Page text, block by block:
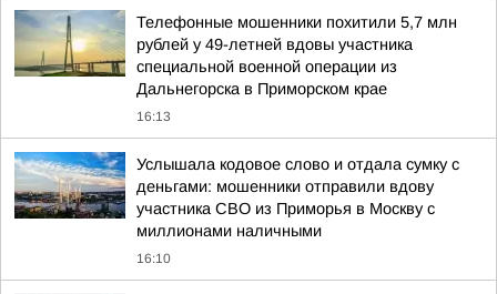
Телефонные мошенники похитили 5,7 млн
рублей у 49-летней вдовы участника
специальной военной операции из
Дальнегорска в Приморском крае
16:13
Услышала кодовое слово и отдала сумку с
деньгами: мошенники отправили вдову
участника СВО из Приморья в Москву с
миллионами наличными
16:10